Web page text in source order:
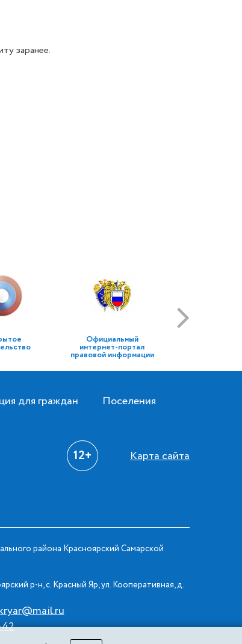
заранее.
Официальный
интернет-портал
правовой информации
для граждан Поселения
12+ Карта сайта
района Красноярский Самарской
р-н, с. Красный Яр, ул. Кооперативная, д.